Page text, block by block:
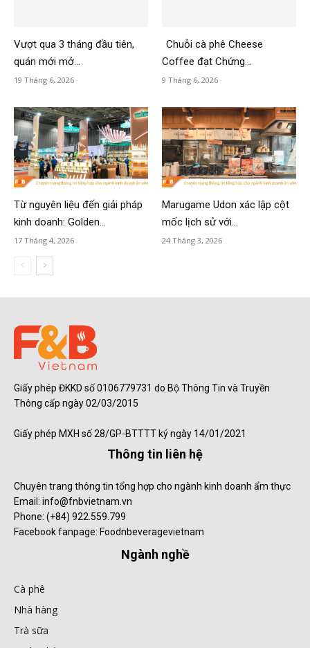
Vượt qua 3 tháng đầu tiên,
quán mới mở...
19 Tháng 6, 2026
Chuỗi cà phê Cheese
Coffee đạt Chứng...
9 Tháng 6, 2026
Từ nguyên liệu đến giải pháp
kinh doanh: Golden...
17 Tháng 4, 2026
Marugame Udon xác lập cột
mốc lịch sử với...
24 Tháng 3, 2026
Giấy phép ĐKKD số 0106779731 do Bộ Thông Tin và Truyền
Thông cấp ngày 02/03/2015
Giấy phép MXH số 28/GP-BTTTT ký ngày 14/01/2021
Thông tin liên hệ
Chuyên trang thông tin tổng hợp cho ngành kinh doanh ẩm thực
Email: info@fnbvietnam.vn
Phone: (+84) 922.559.799
Facebook fanpage: Foodnbeveragevietnam
Ngành nghề
Cà phê
Nhà hàng
Trà sữa